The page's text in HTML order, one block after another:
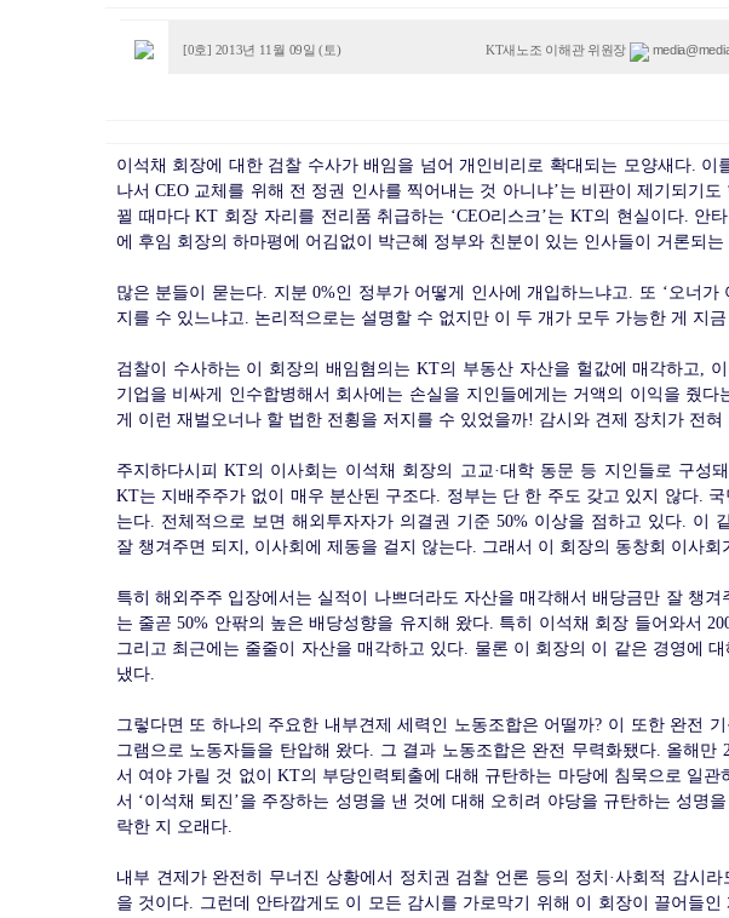
[0호] 2013년 11월 09일 (토) KT새노조 이해관 위원장
이석채 회장에 대한 검찰 수사가 배임을 넘어 개인비리로 확대되는 모양새다. 이
나서 CEO 교체를 위해 전 정권 인사를 찍어내는 것 아니냐’는 비판이 제기되기
뀔 때마다 KT 회장 자리를 전리품 취급하는 ‘CEO리스크’는 KT의 현실이다. 안
에 후임 회장의 하마평에 어김없이 박근혜 정부와 친분이 있는 인사들이 거론되
많은 분들이 묻는다. 지분 0%인 정부가 어떻게 인사에 개입하느냐고. 또 ‘오너
지를 수 있느냐고. 논리적으로는 설명할 수 없지만 이 두 개가 모두 가능한 게 지
검찰이 수사하는 이 회장의 배임혐의는 KT의 부동산 자산을 헐값에 매각하고,
기업을 비싸게 인수합병해서 회사에는 손실을 지인들에게는 거액의 이익을 줬
게 이런 재벌오너나 할 법한 전횡을 저지를 수 있었을까! 감시와 견제 장치가 전혀
주지하다시피 KT의 이사회는 이석채 회장의 고교·대학 동문 등 지인들로 구성
KT는 지배주주가 없이 매우 분산된 구조다. 정부는 단 한 주도 갖고 있지 않다.
는다. 전체적으로 보면 해외투자자가 의결권 기준 50% 이상을 점하고 있다. 이
잘 챙겨주면 되지, 이사회에 제동을 걸지 않는다. 그래서 이 회장의 동창회 이사회
특히 해외주주 입장에서는 실적이 나쁘더라도 자산을 매각해서 배당금만 잘 챙
는 줄곧 50% 안팎의 높은 배당성향을 유지해 왔다. 특히 이석채 회장 들어와서
그리고 최근에는 줄줄이 자산을 매각하고 있다. 물론 이 회장의 이 같은 경영에
냈다.
그렇다면 또 하나의 주요한 내부견제 세력인 노동조합은 어떨까? 이 또한 완전
그램으로 노동자들을 탄압해 왔다. 그 결과 노동조합은 완전 무력화됐다. 올해만
서 여야 가릴 것 없이 KT의 부당인력퇴출에 대해 규탄하는 마당에 침묵으로 일관
서 ‘이석채 퇴진’을 주장하는 성명을 낸 것에 대해 오히려 야당을 규탄하는 성명
락한 지 오래다.
내부 견제가 완전히 무너진 상황에서 정치권 검찰 언론 등의 정치·사회적 감시
을 것이다. 그런데 안타깝게도 이 모든 감시를 가로막기 위해 이 회장이 끌어들